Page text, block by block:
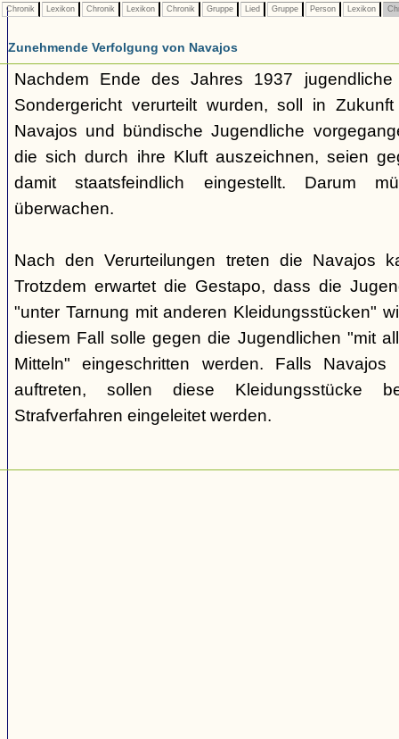
Chronik Lexikon Chronik Lexikon Chronik Gruppe Lied Gruppe Person Lexikon
Zunehmende Verfolgung von Navajos
Nachdem Ende des Jahres 1937
Sondergericht verurteilt wurden, soll in
Navajos und bündische Jugendliche
die sich durch ihre Kluft auszeichnen, seien
damit staatsfeindlich eingestellt. Darum
überwachen.
Nach den Verurteilungen treten die Navajos
Trotzdem erwartet die Gestapo, dass die
"unter Tarnung mit anderen Kleidungsstücken"
diesem Fall solle gegen die Jugendlichen "mit
Mitteln" eingeschritten werden. Falls Navajos
auftreten, sollen diese Kleidungsstücke
Strafverfahren eingeleitet werden.